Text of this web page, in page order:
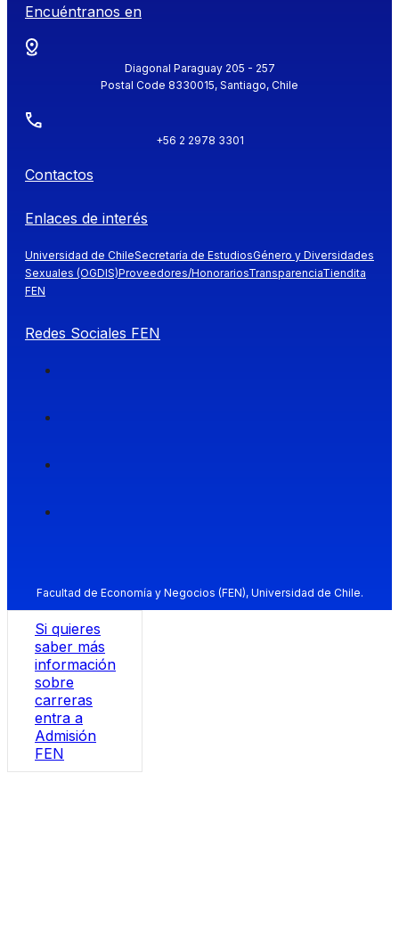
Encuéntranos en
Diagonal Paraguay 205 - 257
Postal Code 8330015, Santiago, Chile
+56 2 2978 3301
Contactos
Enlaces de interés
Universidad de ChileSecretaría de EstudiosGénero y Diversidades
Sexuales (OGDIS)Proveedores/HonorariosTransparenciaTiendita
FEN
Redes Sociales FEN
Facultad de Economía y Negocios (FEN), Universidad de Chile.
Si quieres
saber más
información
sobre
carreras
entra a
Admisión
FEN